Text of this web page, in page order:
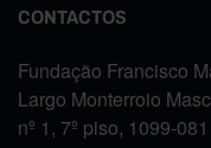
CONTACTOS
Fundação Francisco
Largo Monterroio
nº 1, 7º piso, 1099-